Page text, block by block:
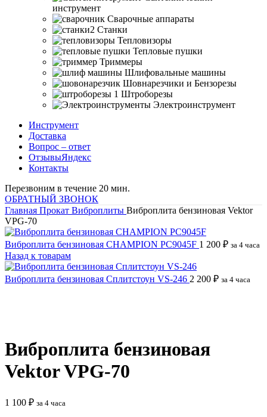
инструмент
Сварочные аппараты
Станки
Тепловизоры
Тепловые пушки
Триммеры
Шлифовальные машины
Шовнарезчики и Бензорезы
Штроборезы
Электроинструмент
Инструмент
Доставка
Вопрос – ответ
ОтзывыЯндекс
Контакты
Перезвоним в течение 20 мин.
ОБРАТНЫЙ ЗВОНОК
Главная Прокат Виброплиты Виброплита бензиновая Vektor
VPG-70
Виброплита бензиновая CHAMPION PC9045F 1 200 ₽ за 4 часа
Назад к товарам
Виброплита бензиновая Сплитстоун VS-246 2 200 ₽ за 4 часа
Виброплита бензиновая
Vektor VPG-70
1 100 ₽ за 4 часа